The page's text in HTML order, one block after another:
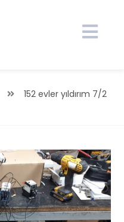
152 evler yıldırım 7/2